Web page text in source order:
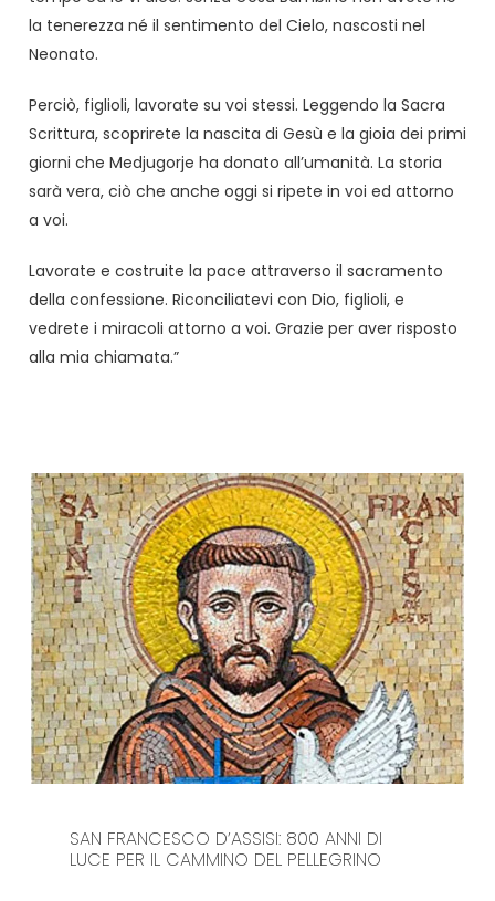
la tenerezza né il sentimento del Cielo, nascosti nel
Neonato.
Perciò, figlioli, lavorate su voi stessi. Leggendo la Sacra
Scrittura, scoprirete la nascita di Gesù e la gioia dei primi
giorni che Medjugorje ha donato all’umanità. La storia
sarà vera, ciò che anche oggi si ripete in voi ed attorno
a voi.
Lavorate e costruite la pace attraverso il sacramento
della confessione. Riconciliatevi con Dio, figlioli, e
vedrete i miracoli attorno a voi. Grazie per aver risposto
alla mia chiamata.”